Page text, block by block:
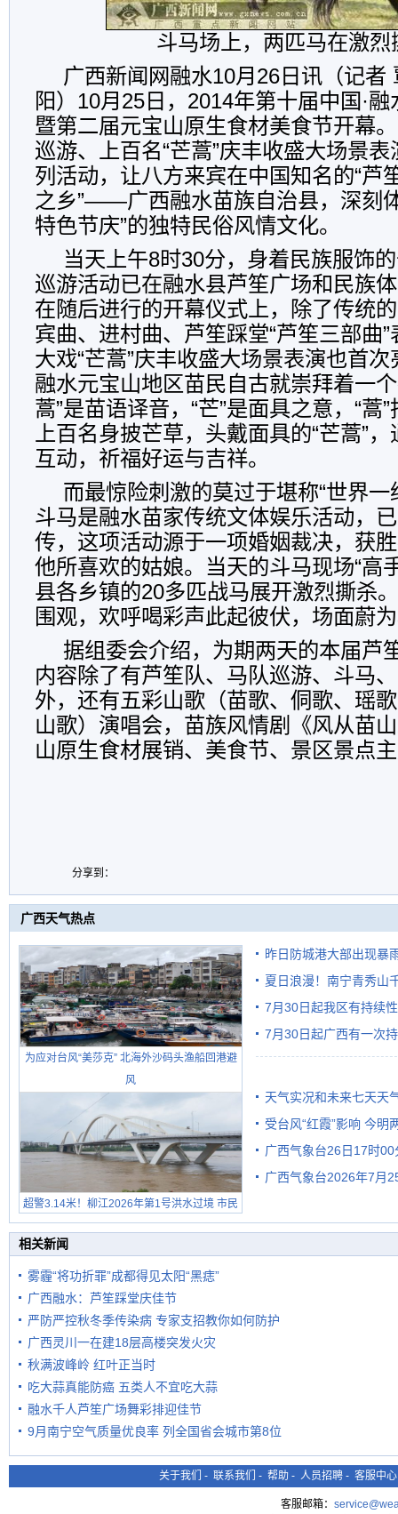
斗马场上，两匹马在激烈
广西新闻网融水10月26日讯（记者
阳）10月25日，2014年第十届中国·
暨第二届元宝山原生食材美食节开幕
巡游、上百名“芒蒿”庆丰收盛大场景
列活动，让八方来宾在中国知名的“芦
之乡”——广西融水苗族自治县，深刻
特色节庆”的独特民俗风情文化。
当天上午8时30分，身着民族服饰
巡游活动已在融水县芦笙广场和民族
在随后进行的开幕仪式上，除了传统
宾曲、进村曲、芦笙踩堂“芦笙三部曲
大戏“芒蒿”庆丰收盛大场景表演也首次
融水元宝山地区苗民自古就崇拜着一个
蒿”是苗语译音，“芒”是面具之意，“蒿
上百名身披芒草，头戴面具的“芒蒿”
互动，祈福好运与吉祥。
而最惊险刺激的莫过于堪称“世界一
斗马是融水苗家传统文体娱乐活动，
传，这项活动源于一项婚姻裁决，获
他所喜欢的姑娘。当天的斗马现场“高
县各乡镇的20多匹战马展开激烈撕杀
围观，欢呼喝彩声此起彼伏，场面蔚
据组委会介绍，为期两天的本届芦
内容除了有芦笙队、马队巡游、斗马
外，还有五彩山歌（苗歌、侗歌、瑶
山歌）演唱会，苗族风情剧《风从苗
山原生食材展销、美食节、景区景点
分享到：
广西天气热点
为应对台风“美莎克” 北海外沙码头渔船回港避
风
超警3.14米！柳江2026年第1号洪水过境 市民
在堤岸见证汛况
昨日防城港大部出现暴
雨
夏日浪漫！南宁青秀山
7月30日起我区有持续
7月30日起广西有一次
天气实况和未来七天天
受台风“红霞”影响 今明
有较强降雨
广西气象台26日17时
广西气象台2026年7月
相关新闻
雾霾“将功折罪”成都得见太阳“黑痣”
广西融水：芦笙踩堂庆佳节
严防严控秋冬季传染病 专家支招教你如何防护
广西灵川一在建18层高楼突发火灾
秋满波峰岭 红叶正当时
吃大蒜真能防癌 五类人不宜吃大蒜
融水千人芦笙广场舞彩排迎佳节
9月南宁空气质量优良率 列全国省会城市第8位
关于我们 - 联系我们 - 帮助 - 人员招聘 - 客服中心
客服邮箱：